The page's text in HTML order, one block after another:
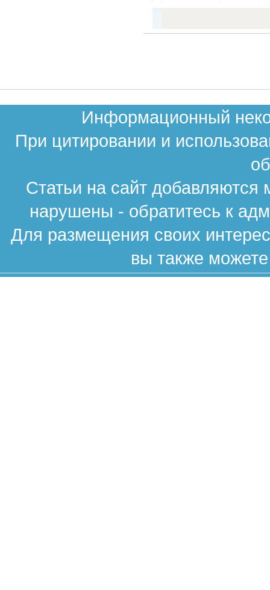
Информационный
При цитировании и
Статьи на сайт
нарушены - обратитесь к
Для размещения своих
вы также